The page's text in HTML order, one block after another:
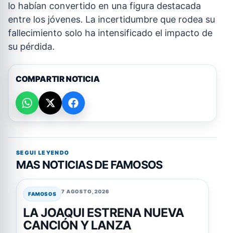
lo habían convertido en una figura destacada
entre los jóvenes. La incertidumbre que rodea su
fallecimiento solo ha intensificado el impacto de
su pérdida.
COMPARTIR NOTICIA
SEGUI LEYENDO
MAS NOTICIAS DE FAMOSOS
FAMOSOS 7 AGOSTO, 2026
LA JOAQUI ESTRENA NUEVA
CANCIÓN Y LANZA